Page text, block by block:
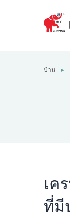
บ้าน ►
เค
ที่มี